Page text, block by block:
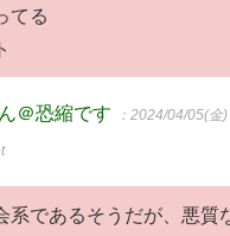
てる
＠恐縮です ：2024/04/05(金
系であるそうだが、悪質